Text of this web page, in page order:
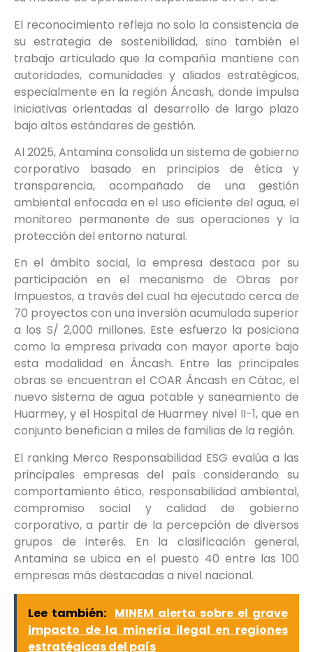
El reconocimiento refleja no solo la consistencia de
su estrategia de sostenibilidad, sino también el
trabajo articulado que la compañía mantiene con
autoridades, comunidades y aliados estratégicos,
especialmente en la región Áncash, donde impulsa
iniciativas orientadas al desarrollo de largo plazo
bajo altos estándares de gestión.
Al 2025, Antamina consolida un sistema de gobierno
corporativo basado en principios de ética y
transparencia, acompañado de una gestión
ambiental enfocada en el uso eficiente del agua, el
monitoreo permanente de sus operaciones y la
protección del entorno natural.
En el ámbito social, la empresa destaca por su
participación en el mecanismo de Obras por
Impuestos, a través del cual ha ejecutado cerca de
70 proyectos con una inversión acumulada superior
a los S/ 2,000 millones. Este esfuerzo la posiciona
como la empresa privada con mayor aporte bajo
esta modalidad en Áncash. Entre las principales
obras se encuentran el COAR Áncash en Cátac, el
nuevo sistema de agua potable y saneamiento de
Huarmey, y el Hospital de Huarmey nivel II-1, que en
conjunto benefician a miles de familias de la región.
El ranking Merco Responsabilidad ESG evalúa a las
principales empresas del país considerando su
comportamiento ético, responsabilidad ambiental,
compromiso social y calidad de gobierno
corporativo, a partir de la percepción de diversos
grupos de interés. En la clasificación general,
Antamina se ubica en el puesto 40 entre las 100
empresas más destacadas a nivel nacional.
Lee también: MINEM alerta sobre el grave
impacto de la minería ilegal en regiones
estratégicas del país